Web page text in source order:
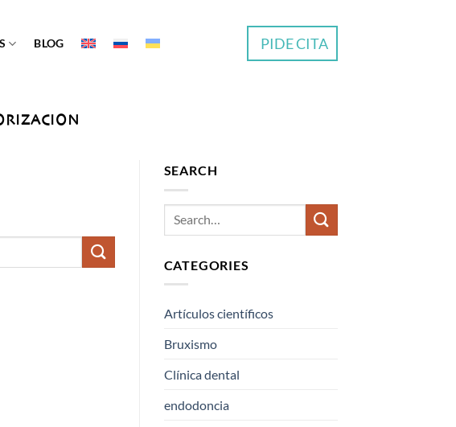
BLOG PIDE CITA
SEARCH
CATEGORIES
Artículos científicos
Bruxismo
Clínica dental
endodoncia